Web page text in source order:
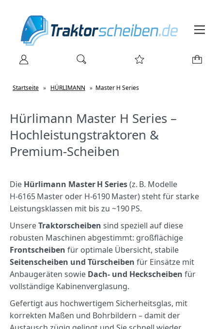
Startseite » HÜRLIMANN » Master H Series
Hürlimann Master H Series –
Hochleistungstraktoren &
Premium‑Scheiben
Die Hürlimann Master H Series(z. B. Modelle
H‑6165 Master oder H‑6190 Master) steht für starke
Leistungsklassen mit bis zu ~190 PS.
UnsereTraktorscheiben sind speziell auf diese
robusten Maschinen abgestimmt: großflächige
Frontscheiben für optimale Übersicht, stabile
Seitenscheiben und Türscheiben für Einsätze mit
Anbaugeräten sowie Dach‑ und Heckscheiben für
vollständige Kabinenverglasung.
Gefertigt aus hochwertigem Sicherheitsglas, mit
korrekten Maßen und Bohrbildern – damit der